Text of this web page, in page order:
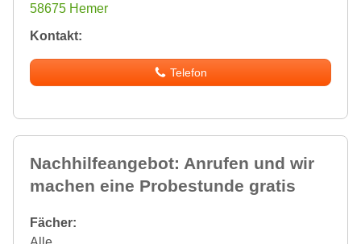
58675 Hemer
Kontakt:
Telefon
Nachhilfeangebot: Anrufen und wir
machen eine Probestunde gratis
Fächer: